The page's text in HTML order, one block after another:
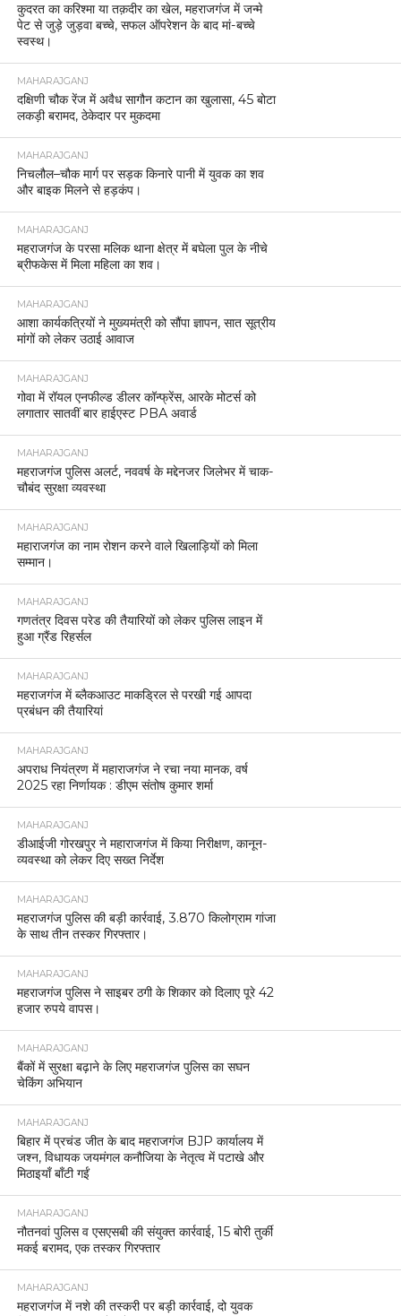
कुदरत का करिश्मा या तक़दीर का खेल, महराजगंज में जन्मे
पेट से जुड़े जुड़वा बच्चे, सफल ऑपरेशन के बाद मां-बच्चे
स्वस्थ।
MAHARAJGANJ
दक्षिणी चौक रेंज में अवैध सागौन कटान का खुलासा, 45 बोटा
लकड़ी बरामद, ठेकेदार पर मुकदमा
MAHARAJGANJ
निचलौल–चौक मार्ग पर सड़क किनारे पानी में युवक का शव
और बाइक मिलने से हड़कंप।
MAHARAJGANJ
महराजगंज के परसा मलिक थाना क्षेत्र में बघेला पुल के नीचे
ब्रीफकेस में मिला महिला का शव।
MAHARAJGANJ
आशा कार्यकत्रियों ने मुख्यमंत्री को सौंपा ज्ञापन, सात सूत्रीय
मांगों को लेकर उठाई आवाज
MAHARAJGANJ
गोवा में रॉयल एनफील्ड डीलर कॉन्फ्रेंस, आरके मोटर्स को
लगातार सातवीं बार हाईएस्ट PBA अवार्ड
MAHARAJGANJ
महराजगंज पुलिस अलर्ट, नववर्ष के मद्देनजर जिलेभर में चाक-
चौबंद सुरक्षा व्यवस्था
MAHARAJGANJ
महाराजगंज का नाम रोशन करने वाले खिलाड़ियों को मिला
सम्मान।
MAHARAJGANJ
गणतंत्र दिवस परेड की तैयारियों को लेकर पुलिस लाइन में
हुआ ग्रैंड रिहर्सल
MAHARAJGANJ
महराजगंज में ब्लैकआउट माकड्रिल से परखी गई आपदा
प्रबंधन की तैयारियां
MAHARAJGANJ
अपराध नियंत्रण में महाराजगंज ने रचा नया मानक, वर्ष
2025 रहा निर्णायक : डीएम संतोष कुमार शर्मा
MAHARAJGANJ
डीआईजी गोरखपुर ने महाराजगंज में किया निरीक्षण, कानून-
व्यवस्था को लेकर दिए सख्त निर्देश
MAHARAJGANJ
महराजगंज पुलिस की बड़ी कार्रवाई, 3.870 किलोग्राम गांजा
के साथ तीन तस्कर गिरफ्तार।
MAHARAJGANJ
महराजगंज पुलिस ने साइबर ठगी के शिकार को दिलाए पूरे 42
हजार रुपये वापस।
MAHARAJGANJ
बैंकों में सुरक्षा बढ़ाने के लिए महराजगंज पुलिस का सघन
चेकिंग अभियान
MAHARAJGANJ
बिहार में प्रचंड जीत के बाद महराजगंज BJP कार्यालय में
जश्न, विधायक जयमंगल कनौजिया के नेतृत्व में पटाखे और
मिठाइयाँ बाँटी गईं
MAHARAJGANJ
नौतनवां पुलिस व एसएसबी की संयुक्त कार्रवाई, 15 बोरी तुर्की
मकई बरामद, एक तस्कर गिरफ्तार
MAHARAJGANJ
महराजगंज में नशे की तस्करी पर बड़ी कार्रवाई, दो युवक